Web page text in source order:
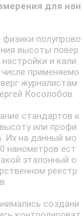
для нан
полупрово
высоты повер
и кали
применяемо
журналистам
Косолобов.
стандартов к
или профи
Их на данный мо
нанометров ест
эталонный о
реестр
создани